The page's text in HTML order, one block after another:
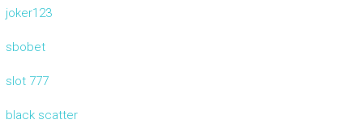
joker123
sbobet
slot 777
black scatter